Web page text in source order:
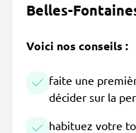
Belles-
Voici nos conseils :
faite une
décider sur la
habituez votre